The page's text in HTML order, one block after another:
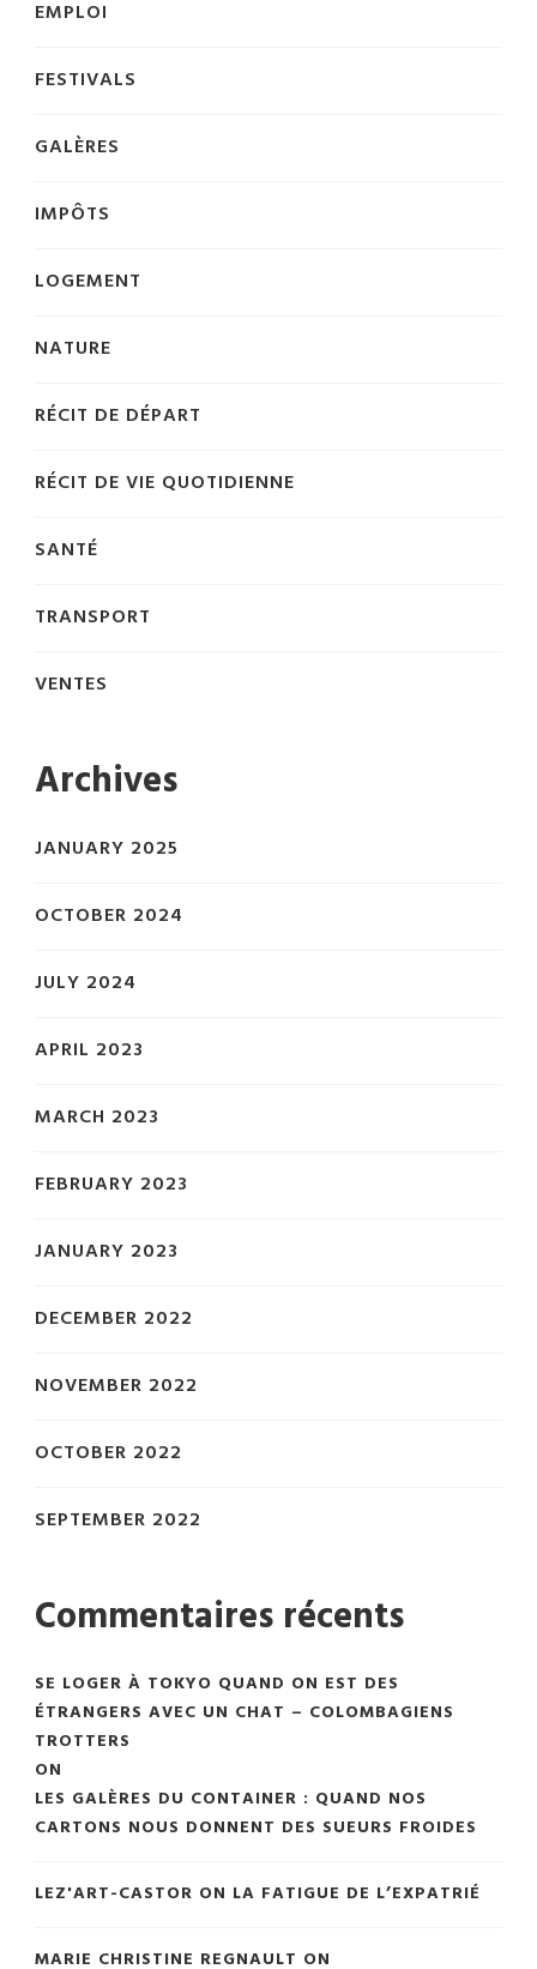
EMPLOI
FESTIVALS
GALÈRES
IMPÔTS
LOGEMENT
NATURE
RÉCIT DE DÉPART
RÉCIT DE VIE QUOTIDIENNE
SANTÉ
TRANSPORT
VENTES
Archives
JANUARY 2025
OCTOBER 2024
JULY 2024
APRIL 2023
MARCH 2023
FEBRUARY 2023
JANUARY 2023
DECEMBER 2022
NOVEMBER 2022
OCTOBER 2022
SEPTEMBER 2022
Commentaires récents
SE LOGER À TOKYO QUAND ON EST DES
ÉTRANGERS AVEC UN CHAT – COLOMBAGIENS
TROTTERS
ON
LES GALÈRES DU CONTAINER : QUAND NOS
CARTONS NOUS DONNENT DES SUEURS FROIDES
LEZ'ART-CASTOR ON LA FATIGUE DE L’EXPATRIÉ
MARIE CHRISTINE REGNAULT ON